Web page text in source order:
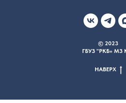
© 2023
ГБУЗ "РКБ» МЗ
НАВЕРХ